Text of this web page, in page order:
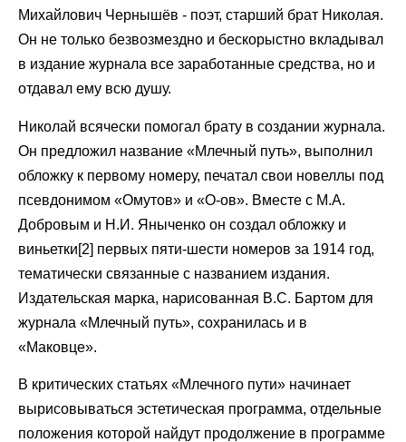
Михайлович Чернышёв - поэт, старший брат Николая.
Он не только безвозмездно и бескорыстно вкладывал
в издание журнала все заработанные средства, но и
отдавал ему всю душу.
Николай всячески помогал брату в создании журнала.
Он предложил название «Млечный путь», выполнил
обложку к первому номеру, печатал свои новеллы под
псевдонимом «Омутов» и «О-ов». Вместе с М.А.
Добровым и Н.И. Яныченко он создал обложку и
виньетки[2] первых пяти-шести номеров за 1914 год,
тематически связанные с названием издания.
Издательская марка, нарисованная В.С. Бартом для
журнала «Млечный путь», сохранилась и в
«Маковце».
В критических статьях «Млечного пути» начинает
вырисовываться эстетическая программа, отдельные
положения которой найдут продолжение в программе